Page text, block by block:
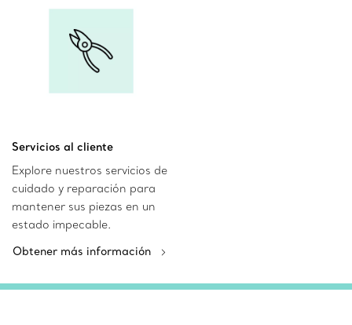
Servicios al cliente
Explore nuestros servicios de
cuidado y reparación para
mantener sus piezas en un
estado impecable.
Obtener más información